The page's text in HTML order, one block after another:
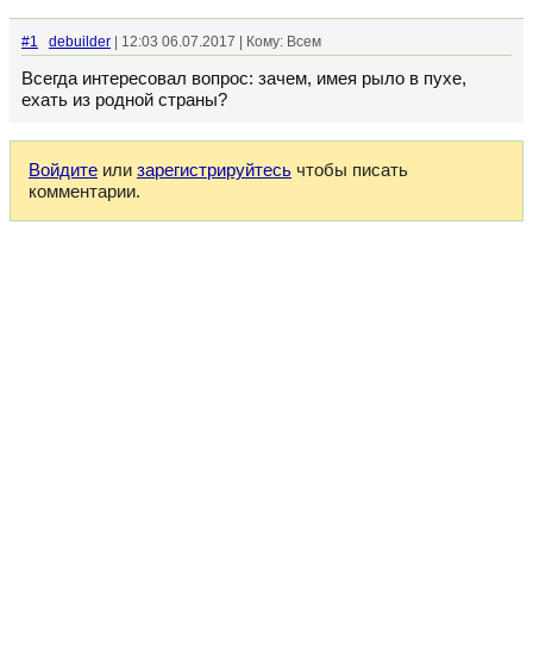
#1 debuilder | 12:03 06.07.2017 | Кому: Всем
Всегда интересовал вопрос: зачем, имея рыло в пухе,
ехать из родной страны?
Войдите или зарегистрируйтесь чтобы писать
комментарии.